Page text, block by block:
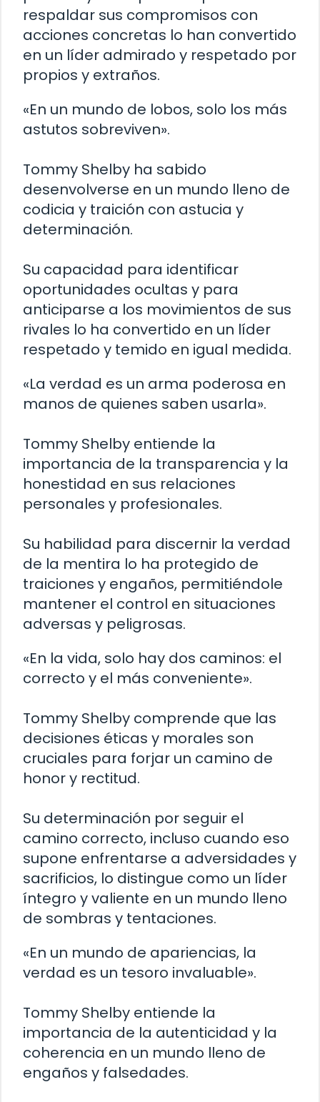
respaldar sus compromisos con
acciones concretas lo han convertido
en un líder admirado y respetado por
propios y extraños.
«En un mundo de lobos, solo los más
astutos sobreviven».
Tommy Shelby ha sabido
desenvolverse en un mundo lleno de
codicia y traición con astucia y
determinación.
Su capacidad para identificar
oportunidades ocultas y para
anticiparse a los movimientos de sus
rivales lo ha convertido en un líder
respetado y temido en igual medida.
«La verdad es un arma poderosa en
manos de quienes saben usarla».
Tommy Shelby entiende la
importancia de la transparencia y la
honestidad en sus relaciones
personales y profesionales.
Su habilidad para discernir la verdad
de la mentira lo ha protegido de
traiciones y engaños, permitiéndole
mantener el control en situaciones
adversas y peligrosas.
«En la vida, solo hay dos caminos: el
correcto y el más conveniente».
Tommy Shelby comprende que las
decisiones éticas y morales son
cruciales para forjar un camino de
honor y rectitud.
Su determinación por seguir el
camino correcto, incluso cuando eso
supone enfrentarse a adversidades y
sacrificios, lo distingue como un líder
íntegro y valiente en un mundo lleno
de sombras y tentaciones.
«En un mundo de apariencias, la
verdad es un tesoro invaluable».
Tommy Shelby entiende la
importancia de la autenticidad y la
coherencia en un mundo lleno de
engaños y falsedades.